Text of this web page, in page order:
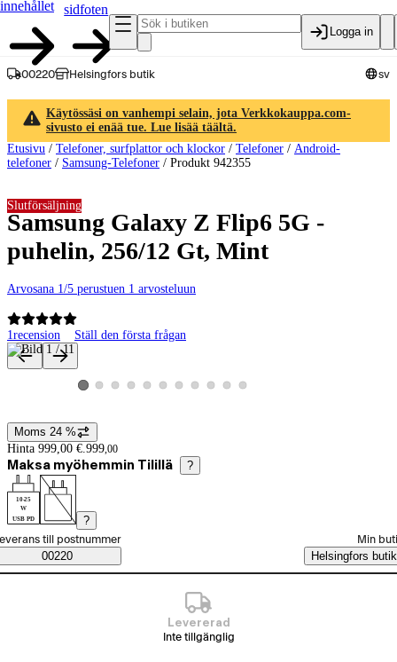
innehållet
sidfoten
Logga in
00220 Helsingfors butik sv
Käytössäsi on vanhempi selain, jota Verkkokauppa.com-
sivusto ei enää tue. Lue lisää täältä.
Etusivu / Telefoner, surfplattor och klockor / Telefoner / Android-
telefoner / Samsung-Telefoner / Produkt 942355
Samsung Galaxy Z Flip6 5G -
puhelin, 256/12 Gt, Mint
Arvosana 1/5 perustuen 1 arvosteluun
1recension Ställ den första frågan
Slutförsäljning
Produktbilder och videor
Visa produktbild 1
Visa produktbild 2
Visa produktbild 3
Visa produktbild 4
Visa produktbild 5
Visa produktbild 6
Visa produktbild 7
Visa produktbild 8
Visa produktbild 9
Visa produktbild 10
Visa produktbild 11
Prisinformation
Moms 24 %
Hinta 999,00 €. 999,00
Maksa myöhemmin Tilillä ?
10-25
W
USB PD
?
Saatavuustiedot
beställningssätt
till postnummer
00220
Min
Helsingfors butik
Levererad
Inte tillgänglig